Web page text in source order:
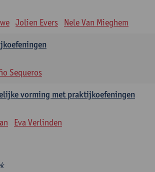
Jolien Evers Nele Van Mieghem
Sequeros
vorming met praktijkoefeningen
Eva Verlinden